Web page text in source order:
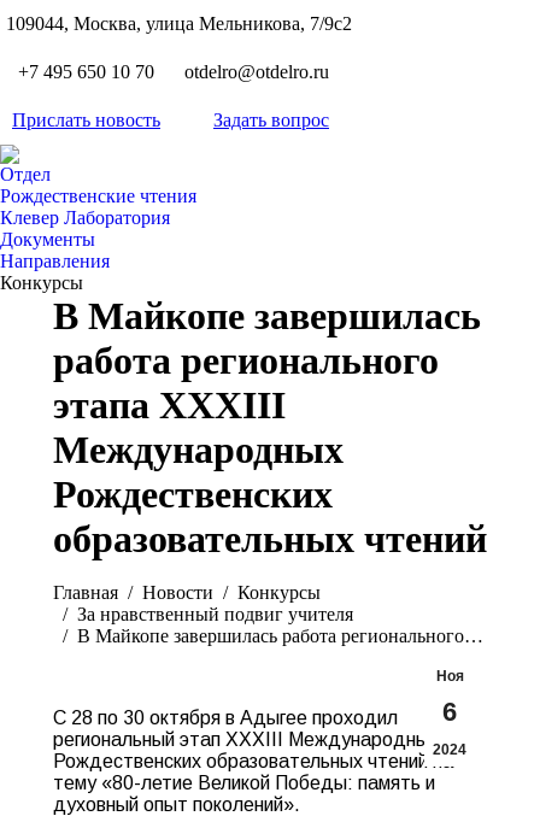
109044, Москва, улица Мельникова, 7/9с2
+7 495 650 10 70 otdelro@otdelro.ru
Прислать новость Задать вопрос
Отдел
Рождественские чтения
Клевер Лаборатория
Документы
Направления
Конкурсы
В Майкопе завершилась
работа регионального
этапа XXXIII
Международных
Рождественских
образовательных чтений
Главная
Новости
Конкурсы
За нравственный подвиг учителя
В Майкопе завершилась работа регионального…
Ноя
6
2024
С 28 по 30 октября в Адыгее проходил
региональный этап XXXIII Международных
Рождественских образовательных чтений на
тему «80-летие Великой Победы: память и
духовный опыт поколений».